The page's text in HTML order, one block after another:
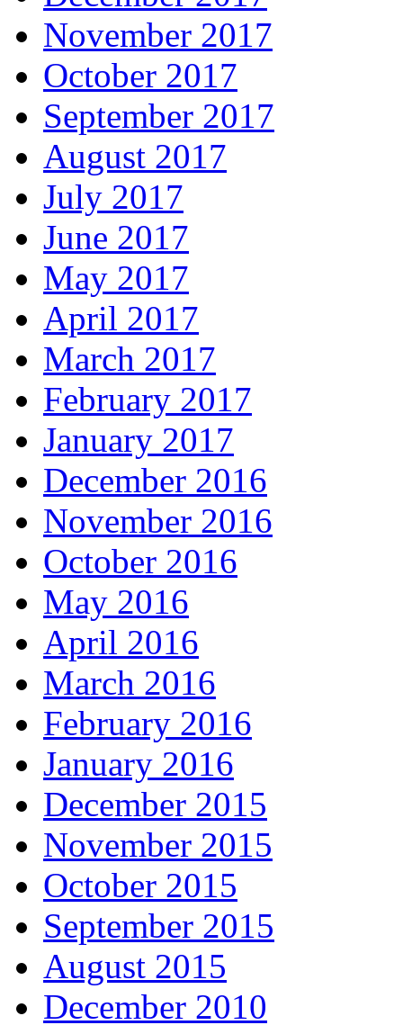
November 2017
October 2017
September 2017
August 2017
July 2017
June 2017
May 2017
April 2017
March 2017
February 2017
January 2017
December 2016
November 2016
October 2016
May 2016
April 2016
March 2016
February 2016
January 2016
December 2015
November 2015
October 2015
September 2015
August 2015
December 2010